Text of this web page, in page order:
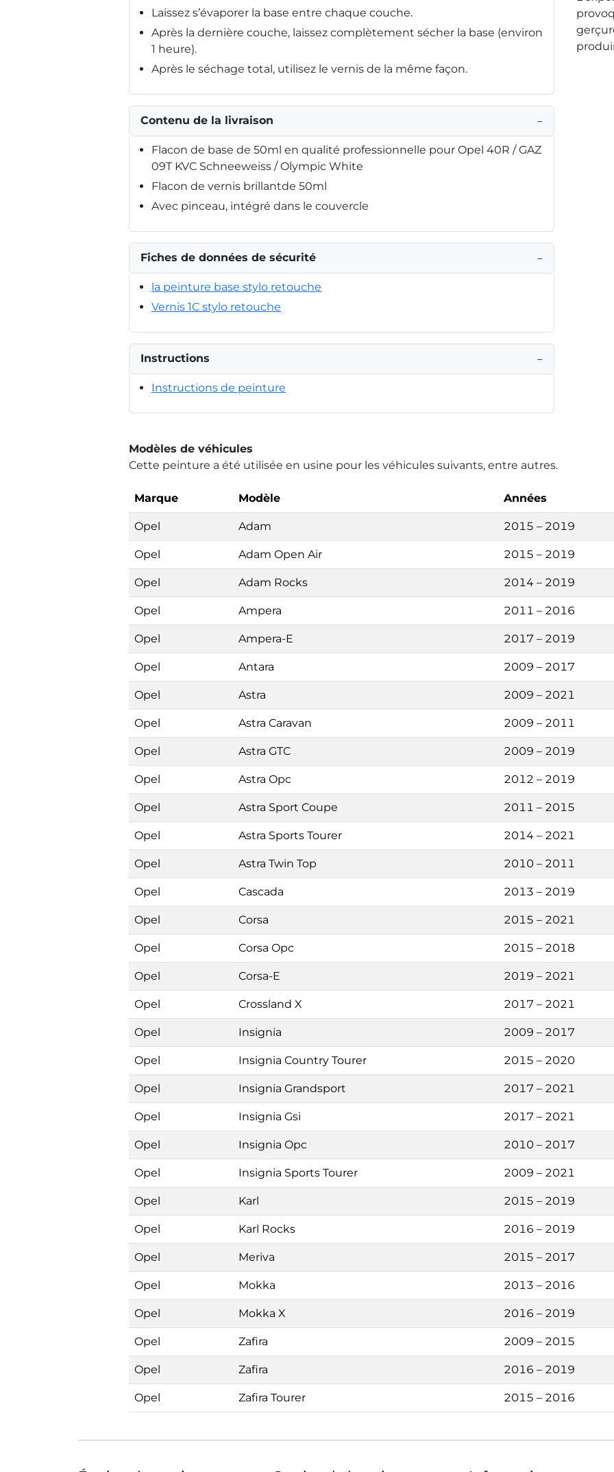
Laissez s’évaporer la base entre chaque couche.
Après la dernière couche, laissez complètement sécher la base (environ
1 heure).
Après le séchage total, utilisez le vernis de la même façon.
Contenu de la livraison −
Flacon de base de 50ml en qualité professionnelle pour Opel 40R / GAZ
09T KVC Schneeweiss / Olympic White
Flacon de vernis brillantde 50ml
Avec pinceau, intégré dans le couvercle
Fiches de données de sécurité −
la peinture base stylo retouche
Vernis 1C stylo retouche
Instructions −
Instructions de peinture
Modèles de véhicules
Cette peinture a été utilisée en usine pour les véhicules suivants, entre autres.
Marque Modèle Années
Opel Adam 2015 – 2019
Opel Adam Open Air 2015 – 2019
Opel Adam Rocks 2014 – 2019
Opel Ampera 2011 – 2016
Opel Ampera-E 2017 – 2019
Opel Antara 2009 – 2017
Opel Astra 2009 – 2021
Opel Astra Caravan 2009 – 2011
Opel Astra GTC 2009 – 2019
Opel Astra Opc 2012 – 2019
Opel Astra Sport Coupe 2011 – 2015
Opel Astra Sports Tourer 2014 – 2021
Opel Astra Twin Top 2010 – 2011
Opel Cascada 2013 – 2019
Opel Corsa 2015 – 2021
Opel Corsa Opc 2015 – 2018
Opel Corsa-E 2019 – 2021
Opel Crossland X 2017 – 2021
Opel Insignia 2009 – 2017
Opel Insignia Country Tourer 2015 – 2020
Opel Insignia Grandsport 2017 – 2021
Opel Insignia Gsi 2017 – 2021
Opel Insignia Opc 2010 – 2017
Opel Insignia Sports Tourer 2009 – 2021
Opel Karl 2015 – 2019
Opel Karl Rocks 2016 – 2019
Opel Meriva 2015 – 2017
Opel Mokka 2013 – 2016
Opel Mokka X 2016 – 2019
Opel Zafira 2009 – 2015
Opel Zafira 2016 – 2019
Opel Zafira Tourer 2015 – 2016